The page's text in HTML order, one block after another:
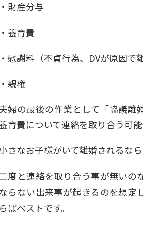
・財産分与
・養育費
・慰謝料（不貞行為、DVが原因で
・親権
夫婦の最後の作業として「協議離
育費について連絡を取り合う可能
さなお子様がいて離婚されるなら
二度と連絡を取り合う事が無いの
ならない出来事が起きるのを想定
らばベストです。